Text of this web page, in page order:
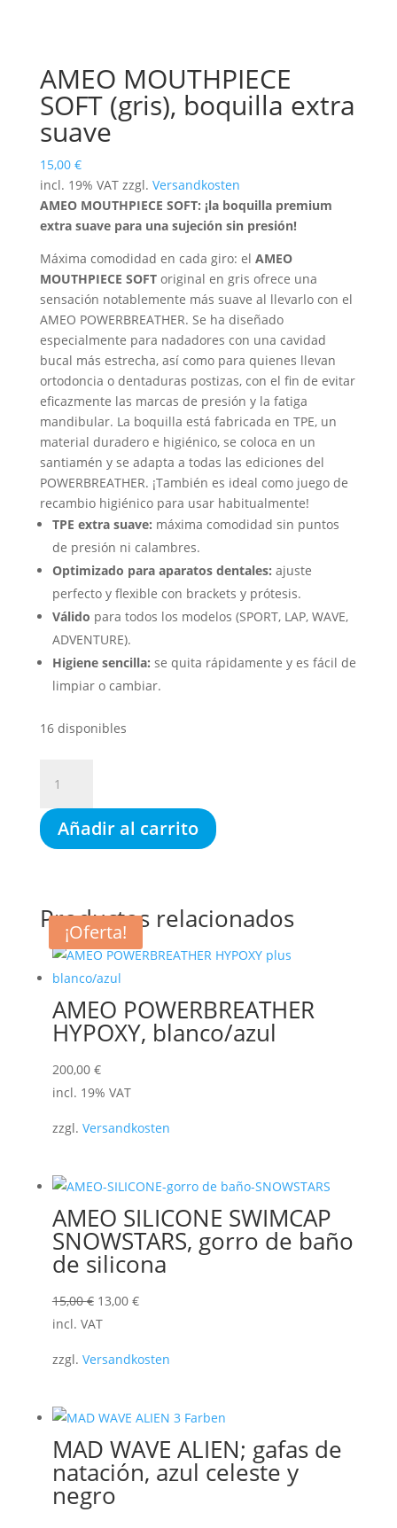
AMEO MOUTHPIECE
SOFT (gris), boquilla extra
suave
15,00 €
incl. 19% VAT zzgl. Versandkosten
AMEO MOUTHPIECE SOFT: ¡la boquilla premium
extra suave para una sujeción sin presión!
Máxima comodidad en cada giro: el AMEO
MOUTHPIECE SOFToriginal en gris ofrece una
sensación notablemente más suave al llevarlo con el
AMEO POWERBREATHER. Se ha diseñado
especialmente para nadadores con una cavidad
bucal más estrecha, así como para quienes llevan
ortodoncia o dentaduras postizas, con el fin de evitar
eficazmente las marcas de presión y la fatiga
mandibular. La boquilla está fabricada en TPE, un
material duradero e higiénico, se coloca en un
santiamén y se adapta a todas las ediciones del
POWERBREATHER. ¡También es ideal como juego de
recambio higiénico para usar habitualmente!
TPE extra suave: máxima comodidad sin puntos
de presión ni calambres.
Optimizado para aparatos dentales: ajuste
perfecto y flexible con brackets y prótesis.
Válido para todos los modelos (SPORT, LAP, WAVE,
ADVENTURE).
Higiene sencilla: se quita rápidamente y es fácil de
limpiar o cambiar.
16 disponibles
MOUTHPIECE
SOFT
(gris),
boquilla
cantidad
Añadir al carrito
Productos relacionados
AMEO POWERBREATHER
HYPOXY, blanco/azul
200,00 €
incl. 19% VAT
zzgl. Versandkosten
¡Oferta!
AMEO SILICONE SWIMCAP
SNOWSTARS, gorro de baño
de silicona
15,00€ El
precio
era:
13,00 €El
es:
incl. VAT
zzgl. Versandkosten
MAD WAVE ALIEN; gafas de
natación, azul celeste y
negro